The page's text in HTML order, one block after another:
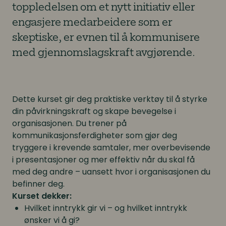
toppledelsen om et nytt initiativ eller
engasjere medarbeidere som er
skeptiske, er evnen til å kommunisere
med gjennomslagskraft avgjørende.
Dette kurset gir deg praktiske verktøy til å styrke
din påvirkningskraft og skape bevegelse i
organisasjonen. Du trener på
kommunikasjonsferdigheter som gjør deg
tryggere i krevende samtaler, mer overbevisende
i presentasjoner og mer effektiv når du skal få
med deg andre – uansett hvor i organisasjonen du
befinner deg.
Kurset dekker:
Hvilket inntrykk gir vi – og hvilket inntrykk
ønsker vi å gi?